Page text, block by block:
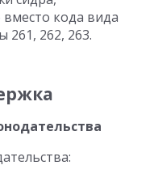
кода вида
261, 262, 263.